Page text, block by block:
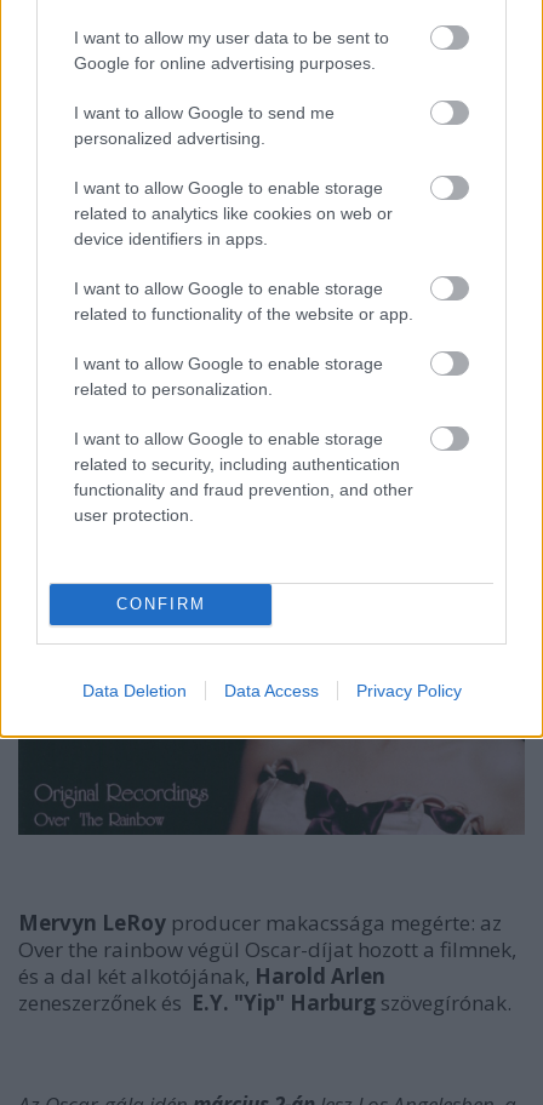
I want to allow my user data to be sent to
Google for online advertising purposes.
I want to allow Google to send me
personalized advertising.
I want to allow Google to enable storage
related to analytics like cookies on web or
device identifiers in apps.
I want to allow Google to enable storage
related to functionality of the website or app.
I want to allow Google to enable storage
related to personalization.
I want to allow Google to enable storage
related to security, including authentication
functionality and fraud prevention, and other
user protection.
CONFIRM
Data Deletion Data Access Privacy Policy
szomorúnak találta a dalt, és úgy vélte lelassítaná a
film tempóját is.
hogy a 17 évesGarlandnakegy tanyán kell
előadnia. A film producre,Mervyn LeRoy
társproducerArthur Freed
még azzal is fenyegetőzött, hogy ha
kivágják az Over the rainbow-t, ő kiszáll a
produkcióból. A jelenet egyébként állítólag olyan jól
sikerült, hogy Judy Garland
a szomorú dalszöveg
miatt végig zokogta a felvételt és vele zokogott az
Mervyn LeRoy producer makacssága megérte: az
Over the rainbow végül Oscar-díjat hozott a filmnek,
és a dal két alkotójának, Harold Arlen
zeneszerzőnek és E.Y. "Yip" Harburg szövegírónak.